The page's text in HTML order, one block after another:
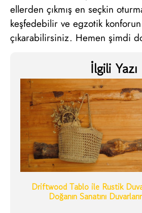
ellerden çıkmış en seçkin
keşfedebilir ve egzotik konforun
çıkarabilirsiniz. Hemen şimdi
İlgili Yazı
Driftwood Tablo ile Rustik
Doğanın Sanatını